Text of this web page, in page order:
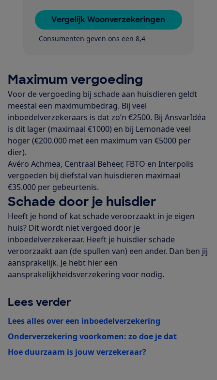
Vergelijk Woonverzekeringen
Consumenten geven ons een 8,4
Maximum vergoeding
Voor de vergoeding bij schade aan huisdieren geldt
meestal een maximumbedrag. Bij veel
inboedelverzekeraars is dat zo’n €2500. Bij ­AnsvarIdéa
is dit lager (maximaal €1000) en bij Lemonade veel
hoger (€200.000 met een maximum van €5000 per
dier).
Avéro Achmea, Centraal Beheer, FBTO en Interpolis
vergoeden bij diefstal van huisdieren maximaal
€35.000 per gebeurtenis.
Schade door je huisdier
Heeft je hond of kat schade veroorzaakt in je eigen
huis? Dit wordt niet vergoed door je
inboedelverzekeraar. Heeft je huisdier schade
veroorzaakt aan (de spullen van) een ander. Dan ben jij
aansprakelijk. Je hebt hier een
aansprakelijkheidsverzekering voor nodig.
Lees verder
Lees alles over een inboedelverzekering
Onderverzekering voorkomen: zo doe je dat
Hoe duurzaam is jouw verzekeraar?